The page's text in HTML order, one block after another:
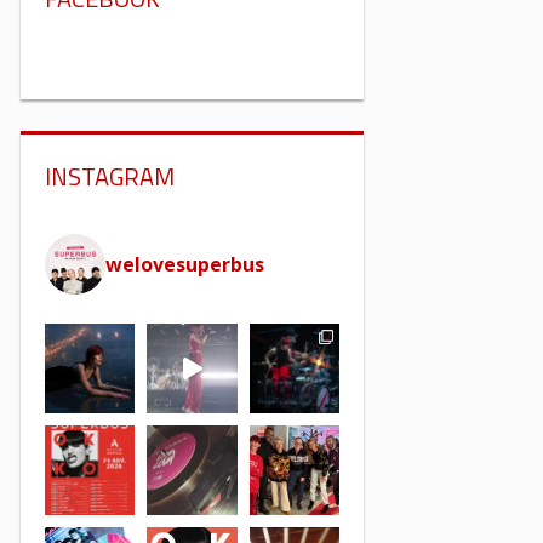
INSTAGRAM
welovesuperbus